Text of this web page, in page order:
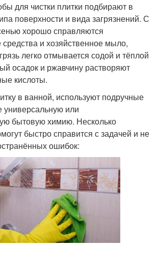
для чистки плитки подбирают в
поверхности и вида загрязнений. С
хорошо справляются
и хозяйственное мыло,
легко отмывается содой и тёплой
осадок и ржавчину растворяют
кислоты.
в ванной, используют подручные
универсальную или
бытовую химию. Несколько
быстро справится с задачей и не
ошибок: